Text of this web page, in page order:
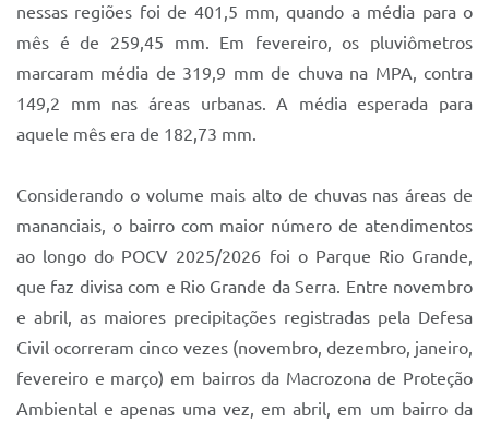
nessas regiões foi de 401,5 mm, quando a média para o
mês é de 259,45 mm. Em fevereiro, os pluviômetros
marcaram média de 319,9 mm de chuva na MPA, contra
149,2 mm nas áreas urbanas. A média esperada para
aquele mês era de 182,73 mm.
Considerando o volume mais alto de chuvas nas áreas de
mananciais, o bairro com maior número de atendimentos
ao longo do POCV 2025/2026 foi o Parque Rio Grande,
que faz divisa com e Rio Grande da Serra. Entre novembro
e abril, as maiores precipitações registradas pela Defesa
Civil ocorreram cinco vezes (novembro, dezembro, janeiro,
fevereiro e março) em bairros da Macrozona de Proteção
Ambiental e apenas uma vez, em abril, em um bairro da